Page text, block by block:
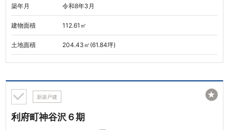
築年月 令和8年3月
建物面積 112.61㎡
土地面積 204.43㎡(61.84坪)
新築戸建
利府町神谷沢６期
★